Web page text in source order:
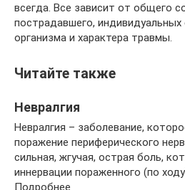
всегда. Все зависит от общего
пострадавшего, индивидуальных
организма и характера травмы.
Читайте также
Невралгия
Невралгия – заболевание,
поражение периферического
сильная, жгучая, острая боль,
иннервации пораженного (по
Подробнее